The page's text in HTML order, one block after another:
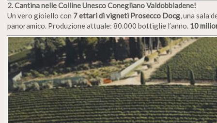
2. Cantina nelle Colline Unesco Conegliano Valdobbiadene!
Un vero gioiello con 7 ettari di vigneti Prosecco Docg, una sala
panoramico. Produzione attuale: 80.000 bottiglie l’anno. 10